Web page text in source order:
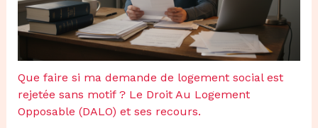
Que faire si ma demande de logement social est
rejetée sans motif ? Le Droit Au Logement
Opposable (DALO) et ses recours.